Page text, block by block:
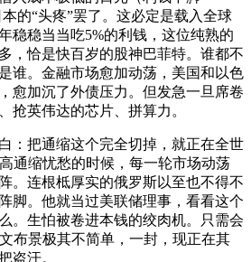
的“头疼”罢了。这必定是载入全球
稳稳当当吃5%的利钱，这位纯熟的
，恰是快百岁的股神巴菲特。谁都不
谁。金融市场愈加动荡，美国和以色
愈加沉了外债压力。但发急一旦席卷
抢英伟达的芯片、拼算力。
把通缩这个完全切掉，就正在全世
通缩忧愁的时候，每一轮市场动荡
。连根柢厚实的俄罗斯以至也不得不
脚。他就当过美联储理事，看看这个
。生怕被卷进本钱的绞肉机。只需会
布景极其不简单，一封，现正在其
盗汗。